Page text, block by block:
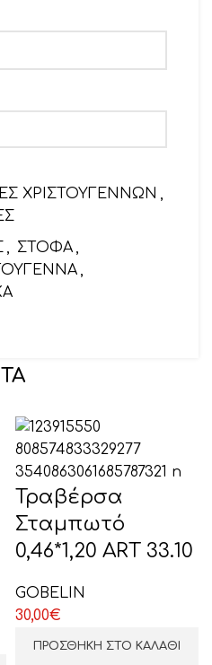
ΧΡΙΣΤΟΥΓΕΝΝΩΝ
ΣΤΟΦΑ
Τραβέρσα
Σταμπωτό
0,46*1,20 ART 33.10
GOBELIN
30,00€
ΠΡΟΣΘΉΚΗ ΣΤΟ ΚΑΛΆΘΙ